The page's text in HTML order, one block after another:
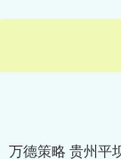
万德策略 贵州平